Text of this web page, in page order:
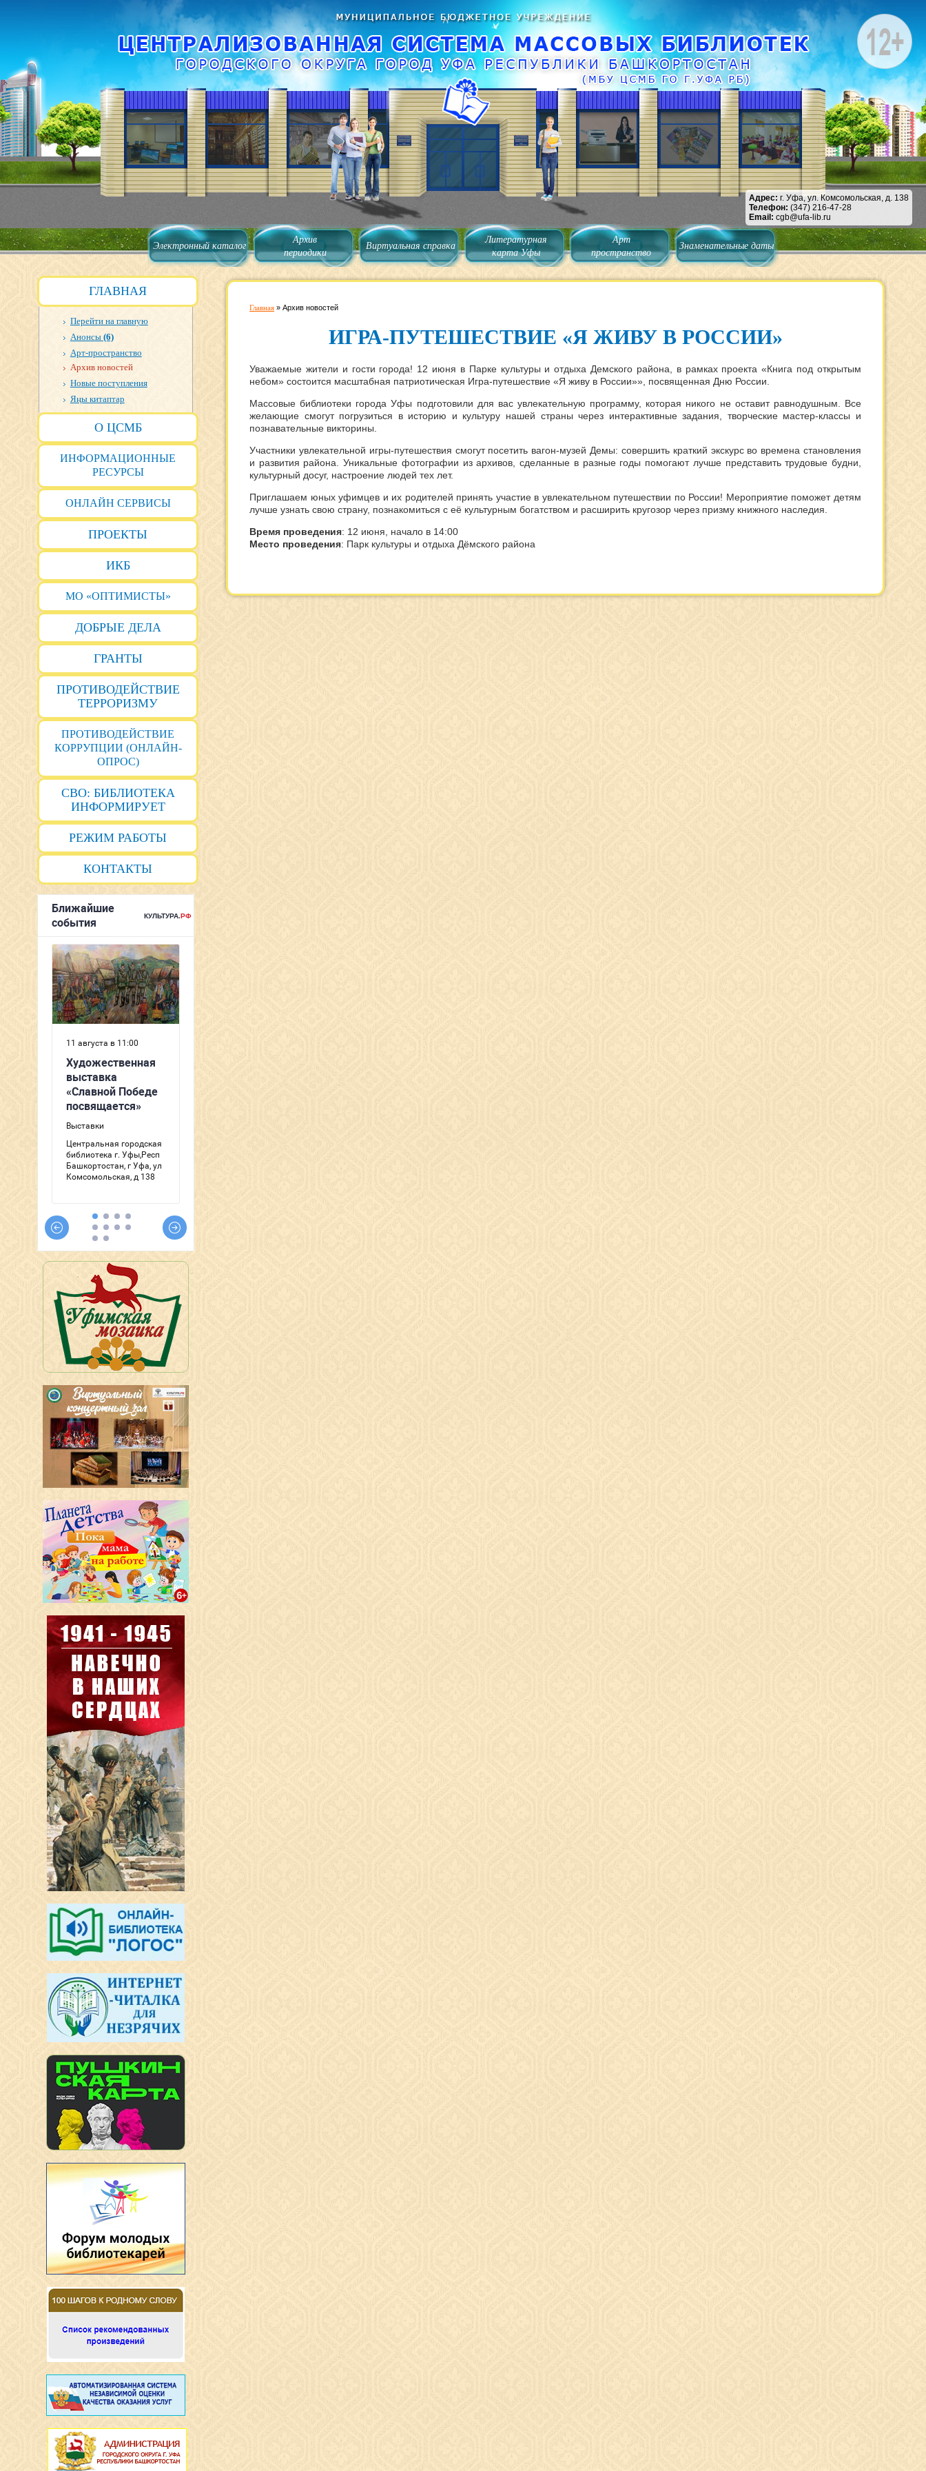
Электронный каталог
Архив
периодики
Виртуальная справка
Литературная
карта Уфы
Арт
пространство
Знаменательные даты
ГЛАВНАЯ
Перейти на главную
Анонсы (6)
Арт-пространство
Архив новостей
Новые поступления
Яңы китаптар
О ЦСМБ
ИНФОРМАЦИОННЫЕ
РЕСУРСЫ
ОНЛАЙН СЕРВИСЫ
ПРОЕКТЫ
ИКБ
МО «ОПТИМИСТЫ»
ДОБРЫЕ ДЕЛА
ГРАНТЫ
ПРОТИВОДЕЙСТВИЕ
ТЕРРОРИЗМУ
ПРОТИВОДЕЙСТВИЕ
КОРРУПЦИИ (ОНЛАЙН-
ОПРОС)
СВО: БИБЛИОТЕКА
ИНФОРМИРУЕТ
РЕЖИМ РАБОТЫ
КОНТАКТЫ
Главная » Архив новостей
ИГРА-ПУТЕШЕСТВИЕ «Я ЖИВУ В РОССИИ»
Уважаемые жители и гости города! 12 июня в Парке культуры и отдыха Демского района, в рамках проекта «Книга под открытым
небом» состоится масштабная патриотическая Игра-путешествие «Я живу в России»», посвященная Дню России.
Массовые библиотеки города Уфы подготовили для вас увлекательную программу, которая никого не оставит равнодушным. Все
желающие смогут погрузиться в историю и культуру нашей страны через интерактивные задания, творческие мастер-классы и
познавательные викторины.
Участники увлекательной игры-путешествия смогут посетить вагон-музей Демы: совершить краткий экскурс во времена становления
и развития района. Уникальные фотографии из архивов, сделанные в разные годы помогают лучше представить трудовые будни,
культурный досуг, настроение людей тех лет.
Приглашаем юных уфимцев и их родителей принять участие в увлекательном путешествии по России! Мероприятие поможет детям
лучше узнать свою страну, познакомиться с её культурным богатством и расширить кругозор через призму книжного наследия.
Время проведения: 12 июня, начало в 14:00
Место проведения: Парк культуры и отдыха Дёмского района
Адрес: г. Уфа, ул. Комсомольская, д. 138
Телефон: (347) 216-47-28
Email: cgb@ufa-lib.ru